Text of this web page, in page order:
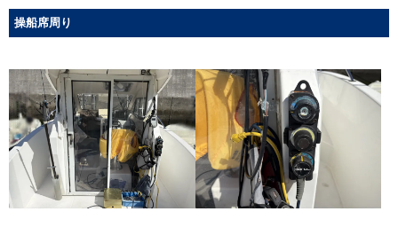
操船席周り